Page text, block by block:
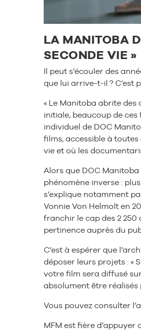
LA MANITOBA
SECONDE VIE »
Il peut s’écouler des
que lui arrive-t-il ? C’est
« Le Manitoba abrite
initiale, beaucoup de
individuel de DOC
films, accessible à
vie et où les
Alors que DOC
phénomène inverse :
s’explique notamment
Vonnie Von Helmolt en
franchir le cap des 2
pertinence auprès du
C’est à espérer que
déposer leurs projets : «
votre film sera diffusé
absolument être réalisés
Vous pouvez consulter
MFM est fière